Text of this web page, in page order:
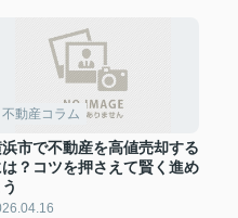
不動産コラム
市で不動産を高値売却する
は？コツを押さえて賢く進め